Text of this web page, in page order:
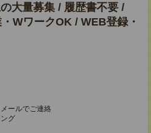
大量募集 / 履歴書不要 /
WワークOK / WEB登録・
ールでご連絡
グ